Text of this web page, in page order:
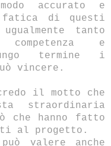
accurato e
fatica di questi
tanto
e
termine i
vincere.
il motto che
straordinaria
che hanno fatto
al progetto.
valere anche